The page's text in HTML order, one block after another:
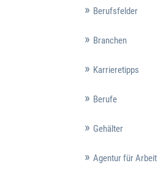
Berufsfelder
Branchen
Karrieretipps
Berufe
Gehälter
Agentur für